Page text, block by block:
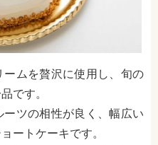
ムを贅沢に使用し、旬の
です。
ツの相性が良く、幅広い
ートケーキです。